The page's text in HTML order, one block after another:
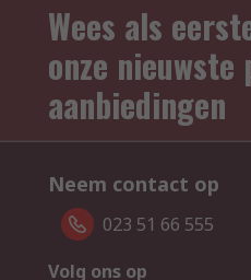
Wees als
onze
aanbiedingen
Neem contact op
023 51 66 555
Volg ons op